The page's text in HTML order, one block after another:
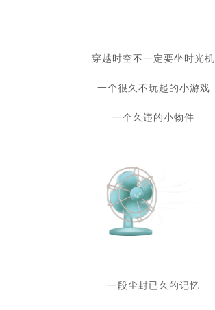
穿越时空不一定要坐时光机
一个很久不玩起的小游戏
一个久违的小物件
一段尘封已久的记忆